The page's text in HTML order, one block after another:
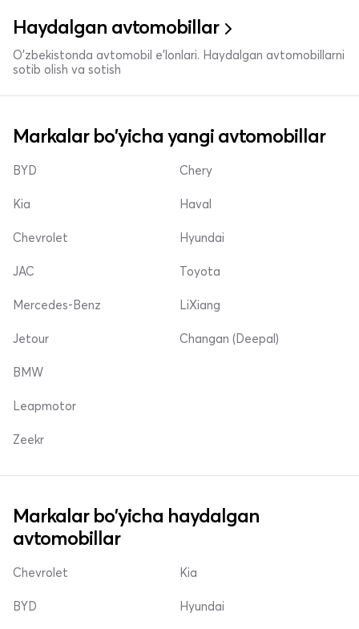
Haydalgan avtomobillar
O'zbekistonda avtomobil e’lonlari. Haydalgan avtomobillarni
sotib olish va sotish
Markalar bo'yicha yangi avtomobillar
BYD
Kia
Chevrolet
Chery
Haval
Hyundai
JAC
Mercedes-Benz
Jetour
Toyota
LiXiang
Changan (Deepal)
BMW
Leapmotor
Zeekr
Markalar bo'yicha haydalgan
avtomobillar
Chevrolet
BYD
Kia
Hyundai